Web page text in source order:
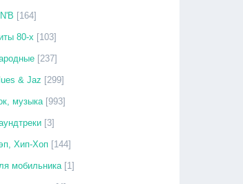
[164]
80-х [103]
[237]
& Jaz [299]
музыка [993]
[3]
Хип-Хоп [144]
мобильника [1]